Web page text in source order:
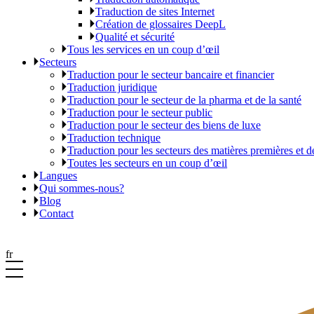
Traduction de sites Internet
Création de glossaires DeepL
Qualité et sécurité
Tous les services en un coup d’œil
Secteurs
Traduction pour le secteur bancaire et financier
Traduction juridique
Traduction pour le secteur de la pharma et de la santé
Traduction pour le secteur public
Traduction pour le secteur des biens de luxe
Traduction technique
Traduction pour les secteurs des matières premières et
Toutes les secteurs en un coup d’œil
Langues
Qui sommes-nous?
Blog
Contact
fr